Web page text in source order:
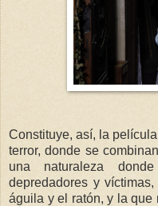
Constituye, así, la
terror, donde se
una naturaleza
depredadores y
águila y el ratón, y la que